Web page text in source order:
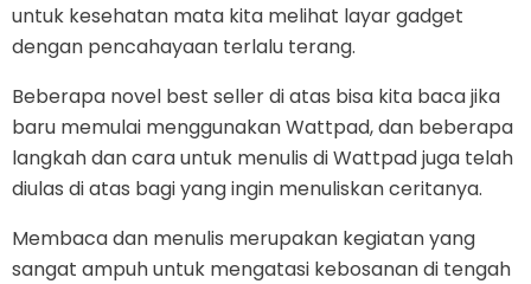
untuk kesehatan mata kita melihat layar gadget
dengan pencahayaan terlalu terang.
Beberapa novel best seller di atas bisa kita baca jika
baru memulai menggunakan Wattpad, dan beberapa
langkah dan cara untuk menulis di Wattpad juga telah
diulas di atas bagi yang ingin menuliskan ceritanya.
Membaca dan menulis merupakan kegiatan yang
sangat ampuh untuk mengatasi kebosanan di tengah